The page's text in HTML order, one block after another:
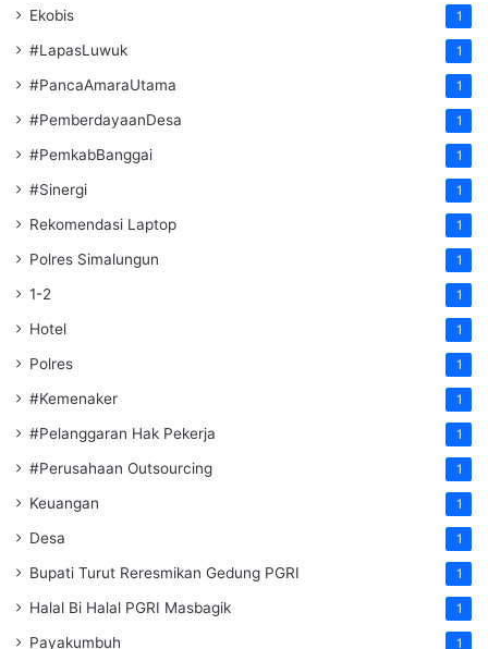
Ekobis 1
#LapasLuwuk 1
#PancaAmaraUtama 1
#PemberdayaanDesa 1
#PemkabBanggai 1
#Sinergi 1
Rekomendasi Laptop 1
Polres Simalungun 1
1-2 1
Hotel 1
Polres 1
#Kemenaker 1
#Pelanggaran Hak Pekerja 1
#Perusahaan Outsourcing 1
Keuangan 1
Desa 1
Bupati Turut Reresmikan Gedung PGRI 1
Halal Bi Halal PGRI Masbagik 1
Payakumbuh 1